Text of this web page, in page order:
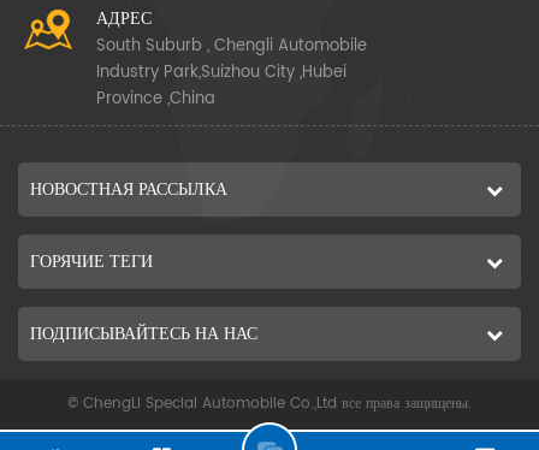
АДРЕС
South Suburb , Chengli Automobile
Industry Park,Suizhou City ,Hubei
Province ,China
НОВОСТНАЯ РАССЫЛКА
ГОРЯЧИЕ ТЕГИ
ПОДПИСЫВАЙТЕСЬ НА НАС
© ChengLi Special Automobile Co.,Ltd все права защищены.